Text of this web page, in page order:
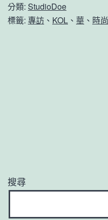
分類: StudioDoe
標籤: 專訪 、 KOL 、 華 、 時
搜尋